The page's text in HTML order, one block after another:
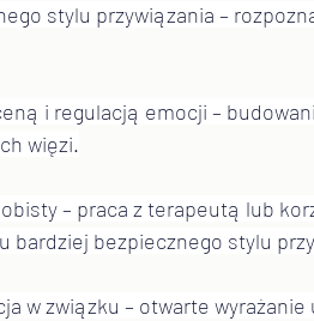
stylu przywiązania –
i regulacją emocji –
więzi.
– praca z terapeutą lub
bardziej bezpiecznego stylu
w związku – otwarte